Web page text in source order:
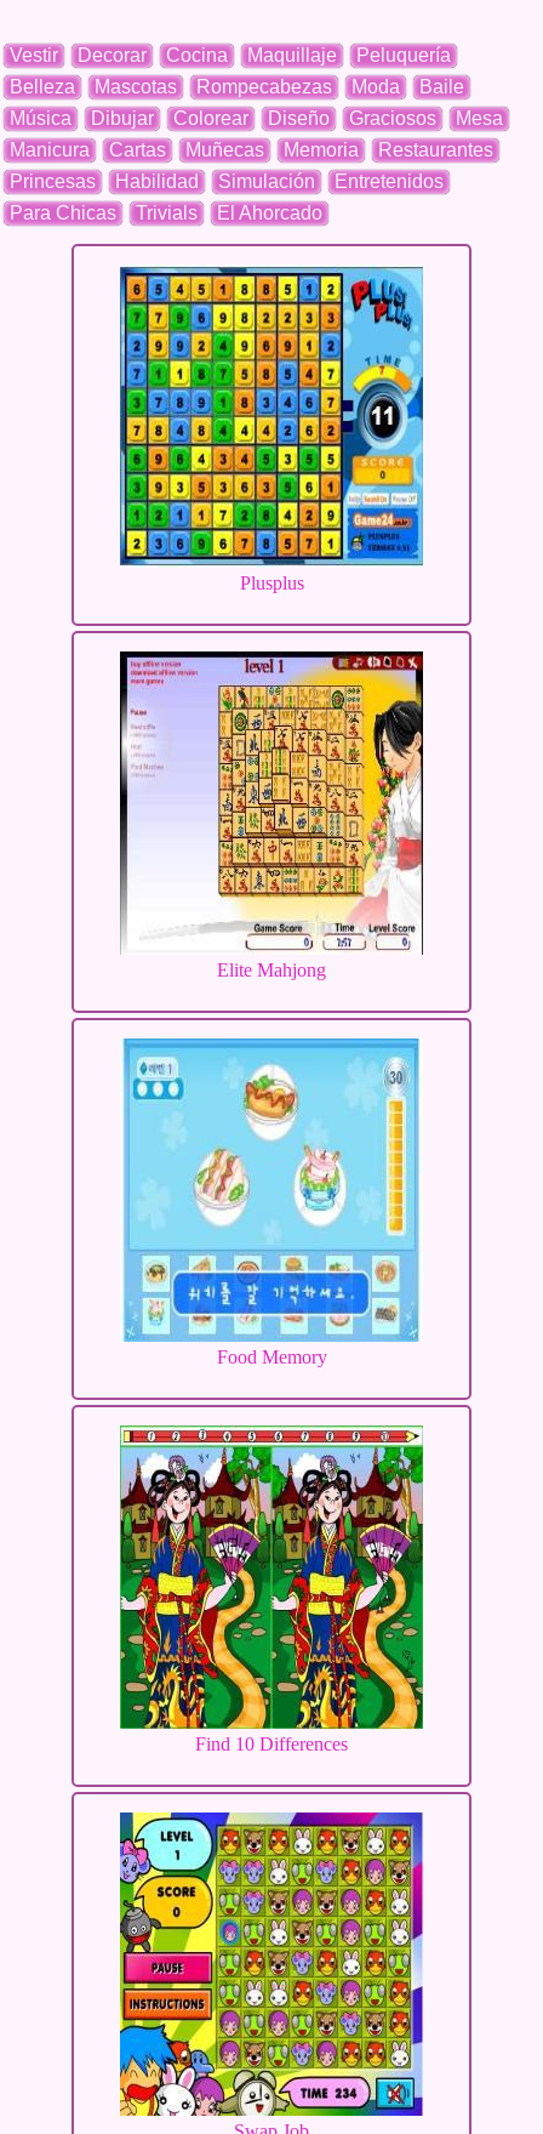
Vestir Decorar Cocina Maquillaje
Peluquería
Belleza
Mascotas Rompecabezas Moda
Baile
Música
Dibujar Colorear Diseño Graciosos
Mesa
Manicura
Cartas Muñecas Memoria
Restaurantes
Princesas
Habilidad Simulación
Entretenidos
Para Chicas
Trivials El Ahorcado
Plusplus
Elite Mahjong
Food Memory
Find 10 Differences